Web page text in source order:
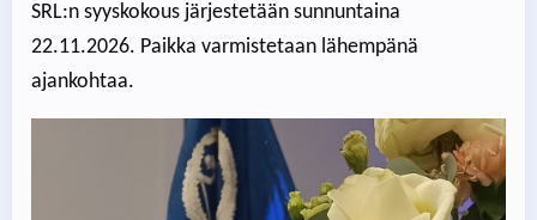
SRL:n syyskokous järjestetään sunnuntaina
22.11.2026. Paikka varmistetaan lähempänä
ajankohtaa.